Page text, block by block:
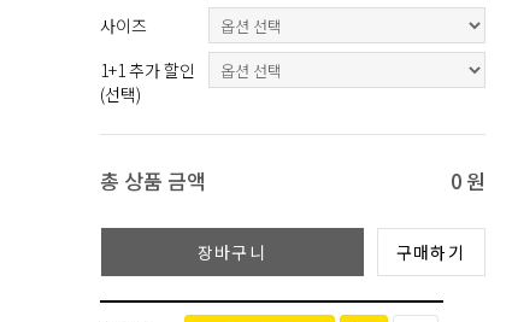
사이즈
1+1 추가 할인
(선택)
총 상품 금액 0 원
장바구니 구매하기